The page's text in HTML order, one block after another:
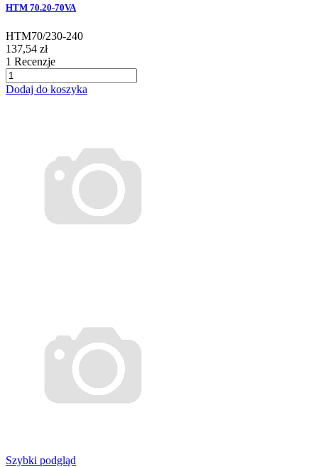
HTM 70.20-70VA
HTM70/230-240
137,54 zł
1 Recenzje
Dodaj do koszyka
Szybki podgląd